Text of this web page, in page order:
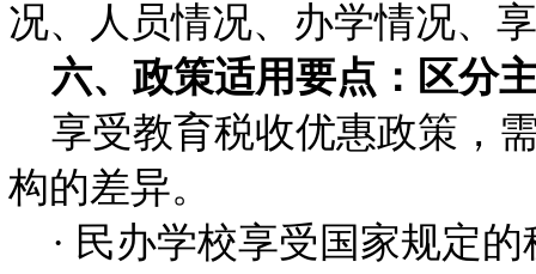
况、人员情况、办学情况、
六、政策适用要点：区分
享受教育税收优惠政策，
构的差异。
· 民办学校享受国家规定的